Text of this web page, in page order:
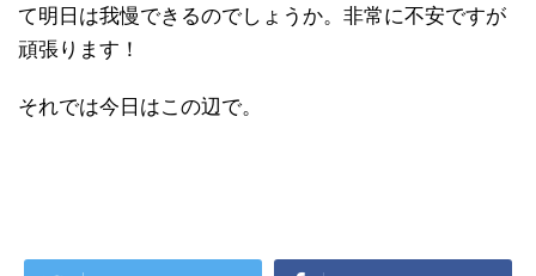
て明日は我慢できるのでしょうか。非常に不安ですが
頑張ります！
それでは今日はこの辺で。